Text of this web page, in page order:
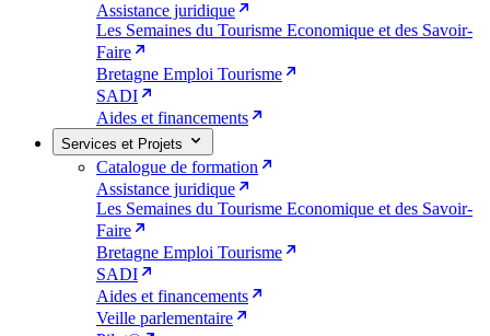
Assistance juridique
Les Semaines du Tourisme Economique et des Savoir-
Faire
Bretagne Emploi Tourisme
SADI
Aides et financements
Services et Projets
Catalogue de formation
Assistance juridique
Les Semaines du Tourisme Economique et des Savoir-
Faire
Bretagne Emploi Tourisme
SADI
Aides et financements
Veille parlementaire